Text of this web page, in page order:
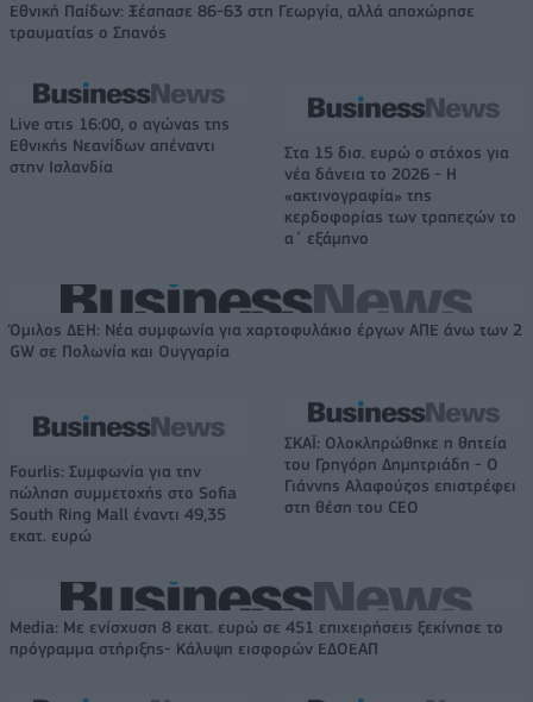
Εθνική Παίδων: Ξέσπασε 86-63 στη Γεωργία, αλλά αποχώρησε
τραυματίας ο Σπανός
Live στις 16:00, ο αγώνας της
Εθνικής Νεανίδων απέναντι
στην Ισλανδία
Στα 15 δισ. ευρώ ο στόχος για
νέα δάνεια το 2026 - Η
«ακτινογραφία» της
κερδοφορίας των τραπεζών το
α΄ εξάμηνο
Όμιλος ΔΕΗ: Νέα συμφωνία για χαρτοφυλάκιο έργων ΑΠΕ άνω των 2
GW σε Πολωνία και Ουγγαρία
Fourlis: Συμφωνία για την
πώληση συμμετοχής στο Sofia
South Ring Mall έναντι 49,35
εκατ. ευρώ
ΣΚΑΪ: Ολοκληρώθηκε η θητεία
του Γρηγόρη Δημητριάδη - Ο
Γιάννης Αλαφούζος επιστρέφει
στη θέση του CEO
Media: Με ενίσχυση 8 εκατ. ευρώ σε 451 επιχειρήσεις ξεκίνησε το
πρόγραμμα στήριξης- Κάλυψη εισφορών ΕΔΟΕΑΠ